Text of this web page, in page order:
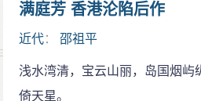
弟李从善的不满及责备，恐怕有
满庭芳 香港沦陷后作
近代：邵祖平
浅水湾清，宝云山丽，岛国烟屿
倚天星。